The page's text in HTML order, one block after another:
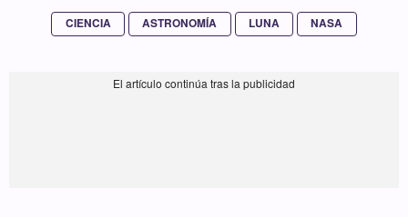
CIENCIA ASTRONOMÍA LUNA NASA